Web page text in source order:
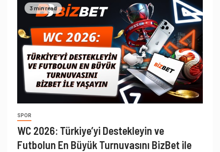
3 min read
SPOR
WC 2026: Türkiye’yi Destekleyin ve
Futbolun En Büyük Turnuvasını BizBet ile